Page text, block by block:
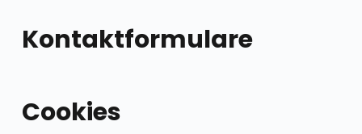
Kontaktformulare
Cookies